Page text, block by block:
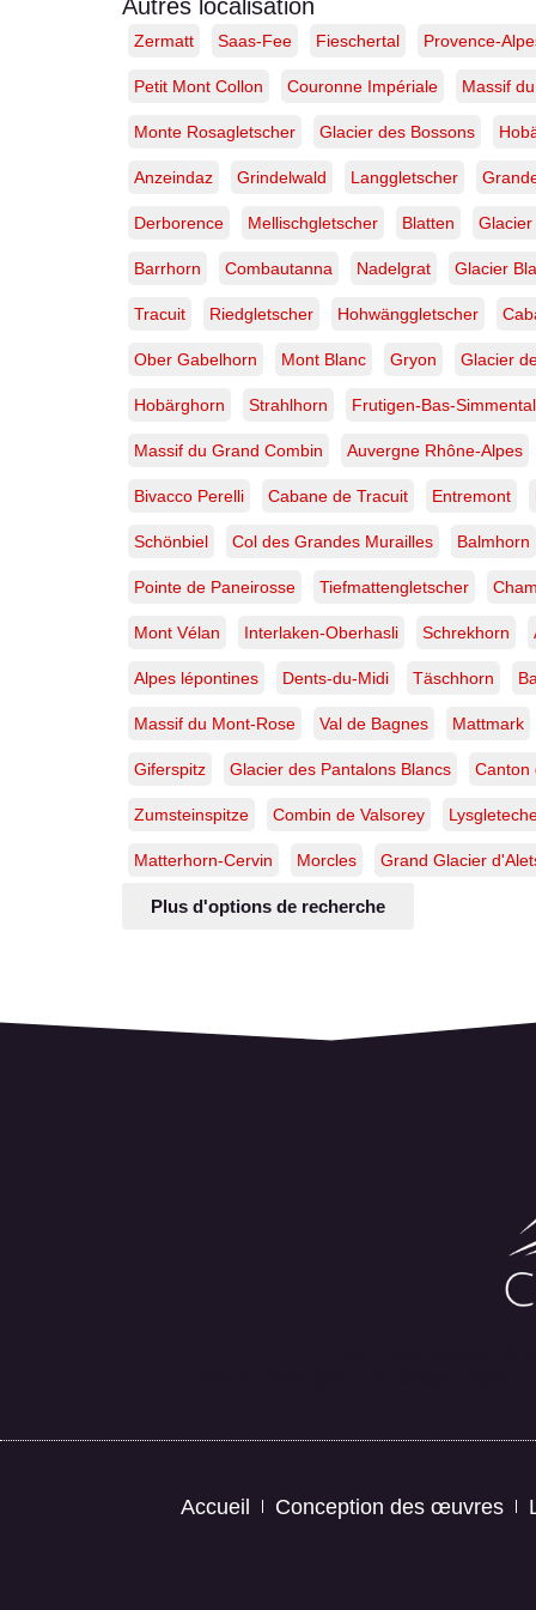
Launental,
d’art
Autres localisation
Zermatt Saas-Fee Fieschertal Provence-
Petit Mont Collon Couronne Impériale Massif
Monte Rosagletscher Glacier des Bossons
Anzeindaz Grindelwald Langgletscher
Derborence Mellischgletscher Blatten
Barrhorn Combautanna Nadelgrat Glacier
Tracuit Riedgletscher Hohwänggletscher
Ober Gabelhorn Mont Blanc Gryon Glacier
Hobärghorn Strahlhorn Frutigen-Bas-Simmental
Massif du Grand Combin Auvergne Rhône-Alpes
Bivacco Perelli Cabane de Tracuit Entremont
Schönbiel Col des Grandes Murailles Balmhorn
Pointe de Paneirosse Tiefmattengletscher
Mont Vélan Interlaken-Oberhasli Schrekhorn
Alpes lépontines Dents-du-Midi Täschhorn
Massif du Mont-Rose Val de Bagnes Mattmark
Giferspitz Glacier des Pantalons Blancs Canton
Zumsteinspitze Combin de Valsorey
Matterhorn-Cervin Morcles Grand Glacier
Plus d'options de recherche
Accueil Conception des œuvres